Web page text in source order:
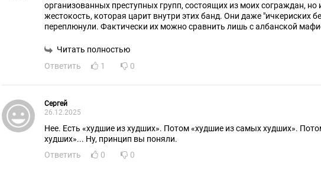
организованных преступных групп, состоящих из моих сограждан, но
жестокость, которая царит внутри этих банд. Они даже "ичкериских
переплюнули. Фактически их можно сравнить лишь с албанской
жестокость - отличительная черта, которая вызывает особую
группировками, моноэтничностью. Мне искренне жаль жертв
ресентиментом политические нации; украинские беженцы, в массе
представители, а криминал здесь является своего рода лакмусом,
факты.
Читать полностью
Ответить
1 0
Сергей
26.12.2025
Нее. Есть «худшие из худших». Потом «худшие из самых худших».
худших»... Ну, принцип вы поняли.
Ответить
0 0